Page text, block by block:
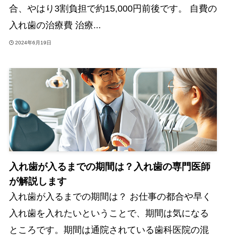
合、やはり3割負担で約15,000円前後です。 自費の
入れ歯の治療費 治療...
2024年6月19日
入れ歯が入るまでの期間は？入れ歯の専門医師
が解説します
入れ歯が入るまでの期間は？ お仕事の都合や早く
入れ歯を入れたいということで、期間は気になる
ところです。期間は通院されている歯科医院の混